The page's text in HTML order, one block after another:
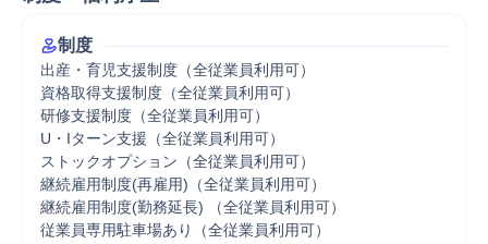
制度
出産・育児支援制度（全従業員利用可）
資格取得支援制度（全従業員利用可）
研修支援制度（全従業員利用可）
U・Iターン支援（全従業員利用可）
ストックオプション（全従業員利用可）
継続雇用制度(再雇用)（全従業員利用可）
継続雇用制度(勤務延長) （全従業員利用可）
従業員専用駐車場あり（全従業員利用可）